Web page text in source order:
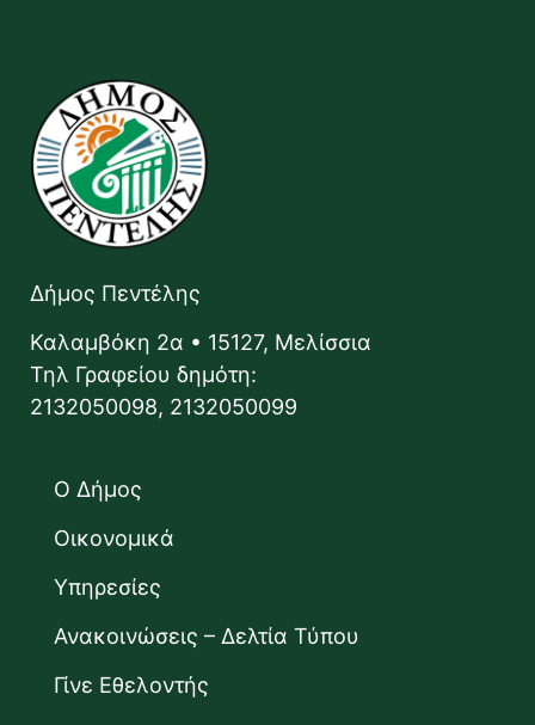
Δήμος Πεντέλης
Καλαμβόκη 2α • 15127, Μελίσσια
Τηλ Γραφείου δημότη:
2132050098, 2132050099
Ο Δήμος
Οικονομικά
Υπηρεσίες
Ανακοινώσεις – Δελτία Τύπου
Γίνε Εθελοντής